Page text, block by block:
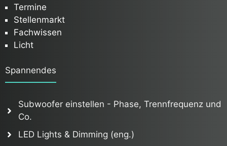
Termine
Stellenmarkt
Fachwissen
Licht
Spannendes
Subwoofer einstellen - Phase, Trennfrequenz und
Co.
LED Lights & Dimming (eng.)